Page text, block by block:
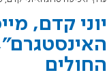
יוני קדם,
החולים